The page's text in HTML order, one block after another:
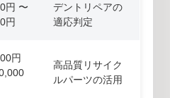
円 〜
円
デントリペアの
適応判定
円
高品質リサイク
ルパーツの活用